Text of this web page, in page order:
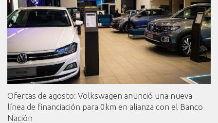
Ofertas de agosto: Volkswagen anunció una nueva
línea de financiación para 0km en alianza con el Banco
Nación